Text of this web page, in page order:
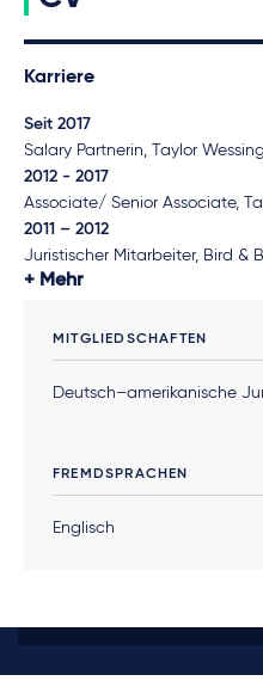
Karriere
Seit 2017
Salary Partnerin, Taylor Wessing
2012 - 2017
Associate/ Senior Associate,
2011 – 2012
Juristischer Mitarbeiter, Bird &
Mehr
MITGLIEDSCHAFTEN
Deutsch–amerikanische
FREMDSPRACHEN
Englisch